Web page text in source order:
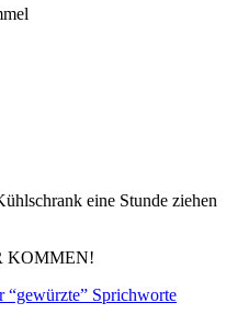
eine Stunde ziehen
KOMMEN!
“gewürzte” Sprichworte